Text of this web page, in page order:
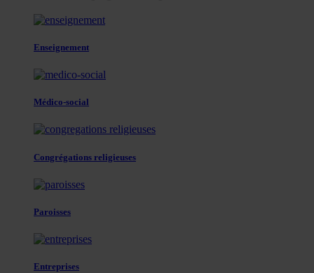
Enseignement
Médico-social
Congrégations religieuses
Paroisses
Entreprises